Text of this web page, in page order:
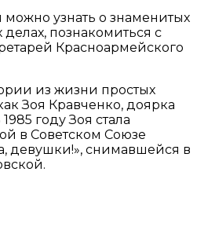
узнать о знаменитых
познакомиться с
Красноармейского
из жизни простых
Зоя Кравченко, доярка
году Зоя стала
в Советском Союзе
девушки!», снимавшейся в